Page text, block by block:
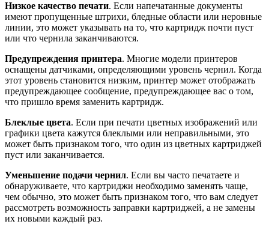
Низкое качество печати. ​​Если напечатанные документы
имеют пропущенные штрихи, бледные области или неровные
линии, это может указывать на то, что картридж почти пуст
или что чернила заканчиваются.
Предупреждения принтера. Многие модели принтеров
оснащены датчиками, определяющими уровень чернил. Когда
этот уровень становится низким, принтер может отображать
предупреждающее сообщение, предупреждающее вас о том,
что пришло время заменить картридж.
Блеклые цвета. Если при печати цветных изображений или
графики цвета кажутся блеклыми или неправильными, это
может быть признаком того, что один из цветных картриджей
пуст или заканчивается.
Уменьшение подачи чернил. Если вы часто печатаете и
обнаруживаете, что картриджи необходимо заменять чаще,
чем обычно, это может быть признаком того, что вам следует
рассмотреть возможность заправки картриджей, а не замены
их новыми каждый раз.